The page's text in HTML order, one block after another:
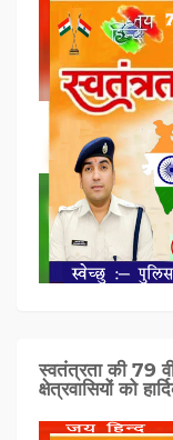
स्वतंत्रता की 79
क्षेत्रवासियों को